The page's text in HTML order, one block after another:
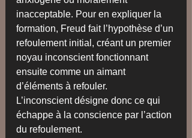
inacceptable. Pour en expliquer la
formation, Freud fait l’hypothèse d’un
refoulement initial, créant un premier
noyau inconscient fonctionnant
ensuite comme un aimant
d’éléments à refouler.
L’inconscient désigne donc ce qui
échappe à la conscience par l’action
du refoulement.